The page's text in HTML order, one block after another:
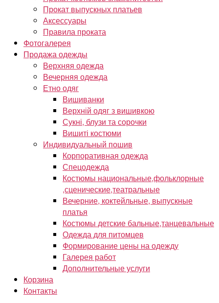
Прокат выпускных платьев
Аксессуары
Правила проката
Фотогалерея
Продажа одежды
Верхняя одежда
Вечерняя одежда
Етно одяг
Вишиванки
Верхній одяг з вишивкою
Сукні, блузи та сорочки
Вишиті костюми
Индивидуальный пошив
Корпоративная одежда
Спецодежда
Костюмы национальные,фольклорные
,сценические,театральные
Вечерние, коктейльные, выпускные
платья
Костюмы детские бальные,танцевальные
Одежда для питомцев
Формирование цены на одежду
Галерея работ
Дополнительные услуги
Корзина
Контакты